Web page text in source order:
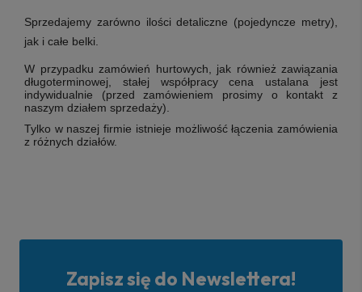
Sprzedajemy zarówno ilości detaliczne (pojedyncze metry),
jak i całe belki.
W przypadku zamówień hurtowych, jak również zawiązania
długoterminowej, stałej współpracy cena ustalana jest
indywidualnie (przed zamówieniem prosimy o kontakt z
naszym działem sprzedaży).
Tylko w naszej firmie istnieje możliwość łączenia zamówienia
z różnych działów.
Zapisz się do Newslettera!